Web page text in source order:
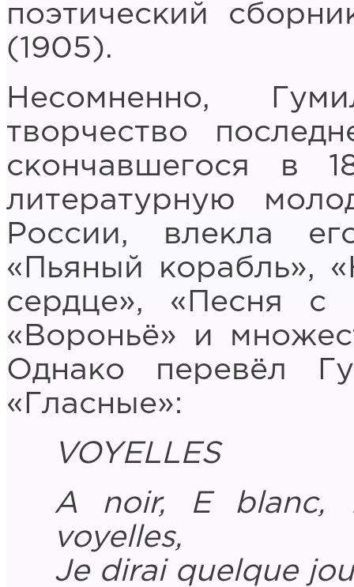
поэтический
(1905).
Несомненно,
творчество
скончавшегося в
литературную
России, влекла
«Пьяный корабль»,
сердце», «Песня с
«Вороньё» и
Однако перевёл
«Гласные»:
VOYELLES
A
noir, E blanc,
voyelles,
Je dirai quelque